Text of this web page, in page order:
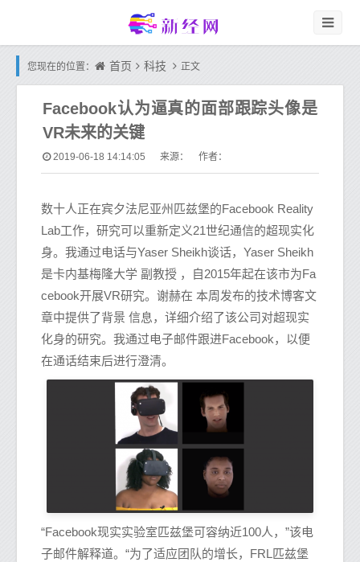
您现在的位置： 首页 科技 正文
Facebook认为逼真的面部跟踪头像是
VR未来的关键
2019-06-18 14:14:05 来源： 作者：
数十人正在宾夕法尼亚州匹兹堡的Facebook Reality
Lab工作，研究可以重新定义21世纪通信的超现实化
身。我通过电话与Yaser Sheikh谈话，Yaser Sheikh
是卡内基梅隆大学 副教授 ，自2015年起在该市为Fa
cebook开展VR研究。谢赫在 本周发布的技术博客文
章中提供了背景 信息，详细介绍了该公司对超现实
化身的研究。我通过电子邮件跟进Facebook，以便
在通话结束后进行澄清。
“Facebook现实实验室匹兹堡可容纳近100人，”该电
子邮件解释道。“为了适应团队的增长，FRL匹兹堡